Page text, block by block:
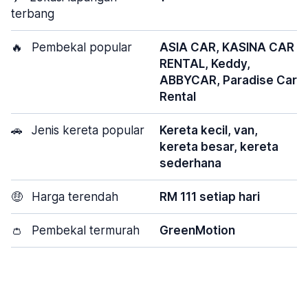
terbang
🔥 Pembekal popular
ASIA CAR, KASINA CAR
RENTAL, Keddy,
ABBYCAR, Paradise Car
Rental
🚗 Jenis kereta popular
Kereta kecil, van,
kereta besar, kereta
sederhana
🤑 Harga terendah RM 111 setiap hari
👛 Pembekal termurah GreenMotion